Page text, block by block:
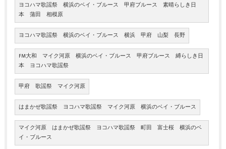
ヨコハマ歌謡祭 横浜のベイ・ブルース 甲府ブルース 素晴らしき日
本 蒲田 相模原
ヨコハマ歌謡祭 横浜のベイ・ブルース 横浜 甲府 山梨 長野
FM大和 マイク河原 横浜のベイ・ブルース 甲府ブルース 縛らしき日
本 ヨコハマ歌謡祭
甲府 歌謡祭 マイク河原
はまかぜ歌謡祭 ヨコハマ歌謡祭 マイク河原 横浜のベイ・ブルース
マイク河原 はまかぜ歌謡祭 ヨコハマ歌謡祭 町田 富士桜 横浜のベ
イ・ブルース